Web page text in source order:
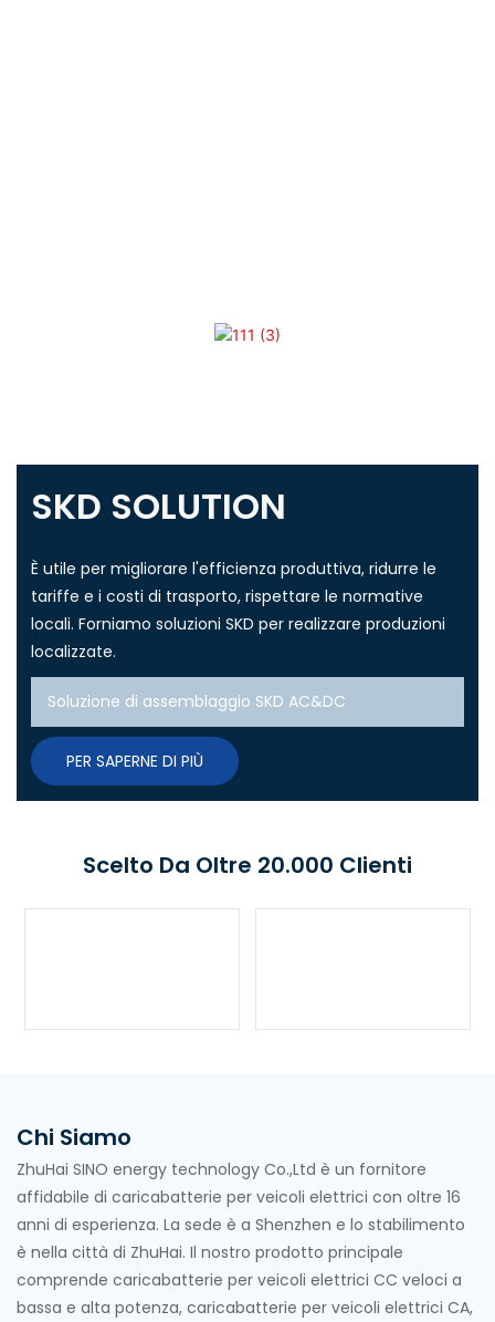
SKD SOLUTION
È utile per migliorare l'efficienza produttiva, ridurre le
tariffe e i costi di trasporto, rispettare le normative
locali. Forniamo soluzioni SKD per realizzare produzioni
localizzate.
Soluzione di assemblaggio SKD AC&DC
PER SAPERNE DI PIÙ
Scelto Da Oltre 20.000 Clienti
Chi Siamo
ZhuHai SINO energy technology Co.,Ltd è un fornitore
affidabile di caricabatterie per veicoli elettrici con oltre 16
anni di esperienza. La sede è a Shenzhen e lo stabilimento
è nella città di ZhuHai. Il nostro prodotto principale
comprende caricabatterie per veicoli elettrici CC veloci a
bassa e alta potenza, caricabatterie per veicoli elettrici CA,